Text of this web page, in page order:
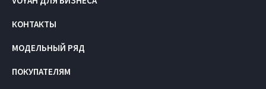
КОНТАКТЫ
МОДЕЛЬНЫЙ РЯД
ПОКУПАТЕЛЯМ